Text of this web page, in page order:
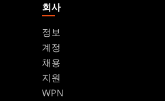
회사
정보
계정
채용
지원
WPN